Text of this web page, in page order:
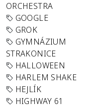
ORCHESTRA
GOOGLE
GROK
GYMNÁZIUM
STRAKONICE
HALLOWEEN
HARLEM SHAKE
HEJLÍK
HIGHWAY 61